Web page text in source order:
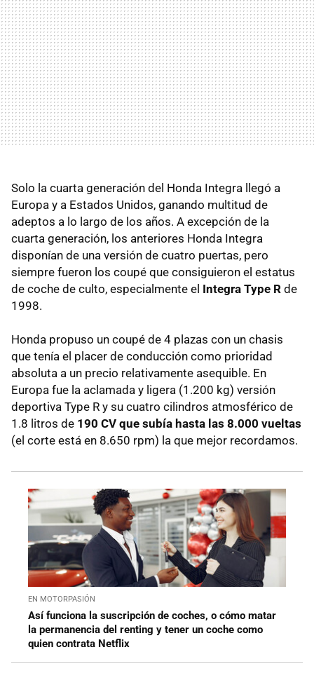
Solo la cuarta generación del Honda Integra llegó a
Europa y a Estados Unidos, ganando multitud de
adeptos a lo largo de los años. A excepción de la
cuarta generación, los anteriores Honda Integra
disponían de una versión de cuatro puertas, pero
siempre fueron los coupé que consiguieron el estatus
de coche de culto, especialmente el Integra Type R de
1998.
Honda propuso un coupé de 4 plazas con un chasis
que tenía el placer de conducción como prioridad
absoluta a un precio relativamente asequible. En
Europa fue la aclamada y ligera (1.200 kg) versión
deportiva Type R y su cuatro cilindros atmosférico de
1.8 litros de 190 CV que subía hasta las 8.000 vueltas
(el corte está en 8.650 rpm) la que mejor recordamos.
EN MOTORPASIÓN
Así funciona la suscripción de coches, o cómo matar
la permanencia del renting y tener un coche como
quien contrata Netflix